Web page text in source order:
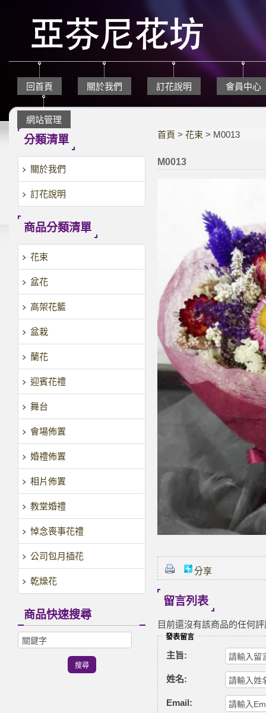
回首頁 關於我們 訂花說明 會員中心
網站管理
分類清單
關於我們
訂花說明
商品分類清單
花束
盆花
高架花籃
盆栽
蘭花
迎賓花禮
舞台
會場佈置
婚禮佈置
相片佈置
教堂婚禮
悼念喪事花禮
公司包月插花
乾燥花
商品快速搜尋
首頁 >花束 > M0013
M0013
分享
留言列表
目前還沒有該商品的任何
發表留言
主旨:
姓名:
Email: